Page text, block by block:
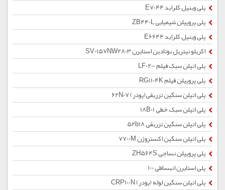
پلی وینیل کلراید E7044
پلی پروپیلن شیمیایی ZB440L
پلی وینیل کلراید E6644
اکریلو نیتریل بوتادین استایرن SV0157NW2803
پلی اتیلن سبک فیلم LF0200
پلی پروپیلن فیلم RG1104K
پلی اتیلن سنگین تزریقی(پودر) 62N07
پلی اتیلن سبک خطی 18B01
پلی اتیلن سنگین تزریقی 52b18
پلی اتیلن سنگین اکستروژن 7700M
پلی پروپیلن نساجی ZH564S
پلی استایرن انبساطی 100
پلی اتیلن سنگین لوله (پودر) CRP100N